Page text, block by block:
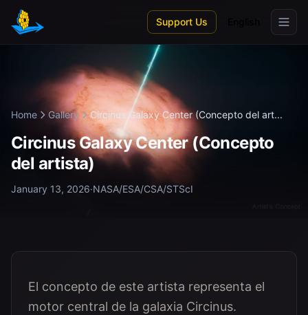
Skip to main content
Support Us
Home Gallery Circinus Galaxy Center (Concepto del art...
Circinus Galaxy Center (Concepto
del artista)
January 13, 2026·NASA/ESA/CSA/STScI
El concepto de este artista representa el
motor central de la galaxia Circinus.